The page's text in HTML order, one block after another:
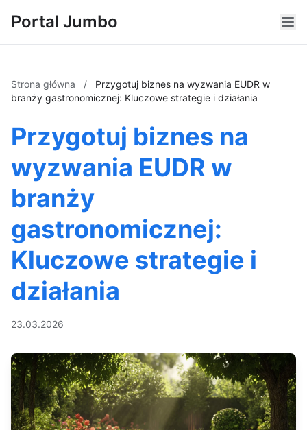
Portal Jumbo
Strona główna /
Przygotuj biznes na wyzwania EUDR w
branży gastronomicznej: Kluczowe strategie i działania
Przygotuj biznes na
wyzwania EUDR w
branży
gastronomicznej:
Kluczowe strategie i
działania
23.03.2026